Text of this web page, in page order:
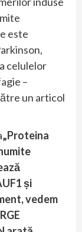
este
celulelor
–
un articol
„Proteina
și
vedem